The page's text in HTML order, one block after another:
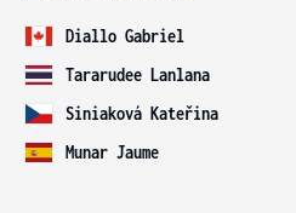
Diallo Gabriel
Tararudee Lanlana
Siniaková Kateřina
Munar Jaume